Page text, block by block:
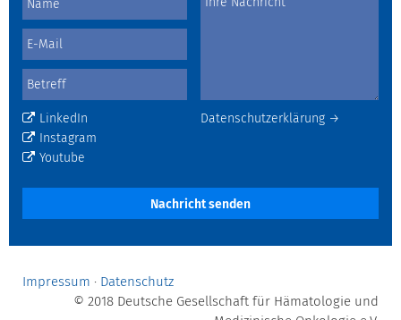
Datenschutzerklärung →
LinkedIn
Instagram
Youtube
Nachricht senden
Impressum · Datenschutz
© 2018 Deutsche Gesellschaft für Hämatologie und